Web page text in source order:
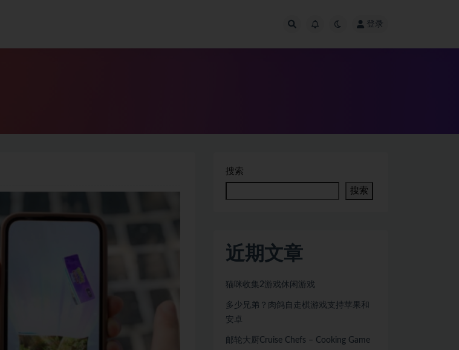
登录
搜索
搜索
近期文章
猫咪收集2游戏休闲游戏
多少兄弟？肉鸽自走棋游戏支持苹果和
安卓
邮轮大厨Cruise Chefs – Cooking Game